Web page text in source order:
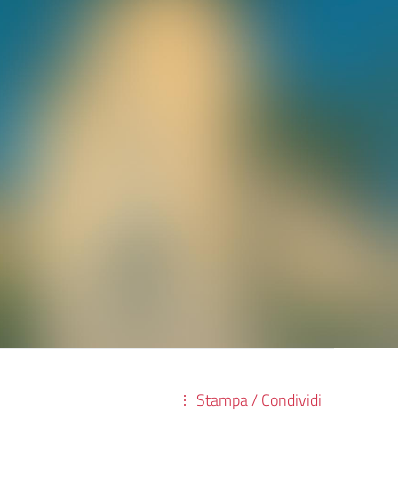
Stampa / Condividi